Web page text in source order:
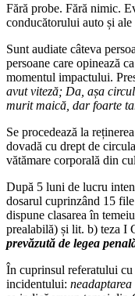
Fără probe. Fără nimic.
conducătorului auto și ale
Sunt audiate câteva
persoane care opinează
momentul impactului.
avut viteză; Da, așa
murit maică, dar foarte
Se procedează la
dovadă cu drept de
vătămare corporală din
După 5 luni de lucru
dosarul cuprinzând 15
dispune clasarea în
prealabilă) și lit. b) teza I
prevăzută de legea
În cuprinsul referatului cu
incidentului: neadaptarea